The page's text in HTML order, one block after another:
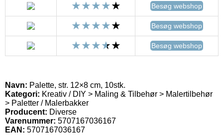
Besøg webshop
Besøg webshop
Besøg webshop
Navn: Palette, str. 12×8 cm, 10stk.
Kategori: Kreativ / DIY > Maling & Tilbehør > Malertilbehør
> Paletter / Malerbakker
Producent: Diverse
Varenummer: 5707167036167
EAN: 5707167036167